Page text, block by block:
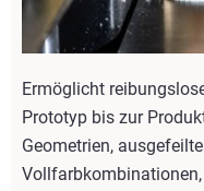
Ermöglicht
Prototyp bis zur
Geometrien,